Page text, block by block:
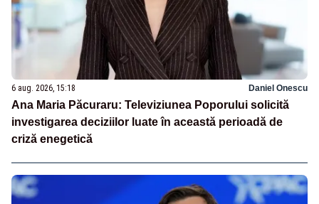
6 aug. 2026, 15:18 Daniel Onescu
Ana Maria Păcuraru: Televiziunea Poporului solicită
investigarea deciziilor luate în această perioadă de
criză enegetică